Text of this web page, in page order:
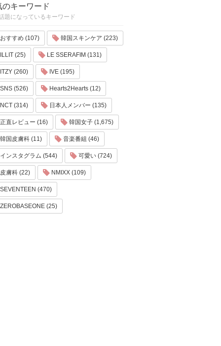
のキーワード
題になっているキーワード
すすめ (107) 韓国スキンケア (223)
(25) LE SSERAFIM (131)
(260) IVE (195)
(526) Hearts2Hearts (12)
(314) 日本人メンバー (135)
直レビュー (16) 韓国女子 (1,675)
国皮膚科 (11) 音楽番組 (46)
ンスタグラム (544) 可愛い (724)
膚科 (22) NMIXX (109)
(470)
(25)